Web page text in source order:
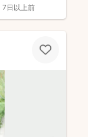
7日以上前